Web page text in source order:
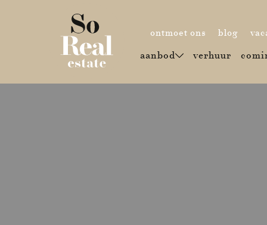
ontmoet ons (ontmoet ons)
blog (blog)
aanbod verhuur